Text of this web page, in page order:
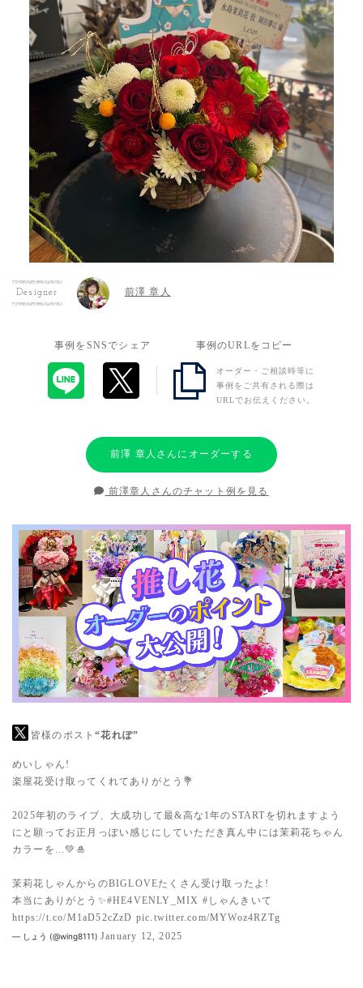
Designer 前澤 章人
事例をSNSでシェア 事例のURLをコピー
オーダー・ご相談時等に
事例をご共有される際は
URLでお伝えください。
前澤 章人さんにオーダーする
前澤章人さんのチャット例を見る
皆様のポスト“花れぽ”
めいしゃん!
楽屋花受け取ってくれてありがとう💐
2025年初のライブ、大成功して最&高な1年のSTARTを切れますよう
にと願ってお正月っぽい感じにしていただき真ん中には茉莉花ちゃん
カラーを...💚🎍
茉莉花しゃんからのBIGLOVEたくさん受け取ったよ!
本当にありがとう✨#HE4VENLY_MIX #しゃんきいて
https://t.co/M1aD52cZzD pic.twitter.com/MYWoz4RZTg
— しょう (@wing8111) January 12, 2025